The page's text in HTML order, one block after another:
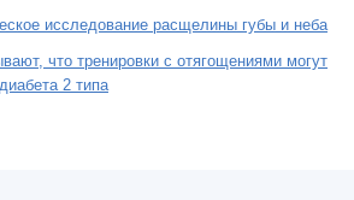
исследование расщелины губы и неба
что тренировки с отягощениями могут
2 типа